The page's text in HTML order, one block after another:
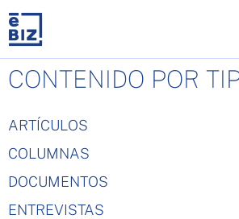
content
CONTENIDO POR
ARTÍCULOS
COLUMNAS
DOCUMENTOS
ENTREVISTAS